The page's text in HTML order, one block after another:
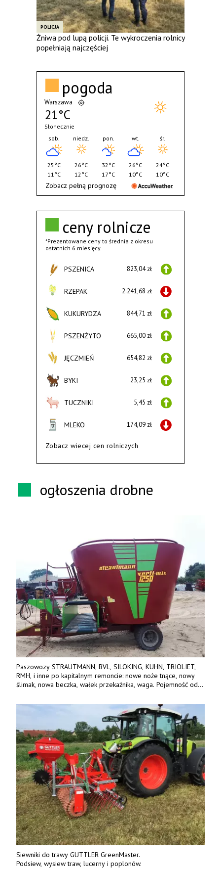
POLICJA
Żniwa pod lupą policji. Te wykroczenia rolnicy
popełniają najczęściej
ceny rolnicze
*Prezentowane ceny to średnia z okresu
ostatnich 6 miesięcy.
PSZENICA 823,04 zł
RZEPAK 2.241,68 zł
KUKURYDZA 844,71 zł
PSZENŻYTO 665,00 zł
JĘCZMIEŃ 654,82 zł
BYKI 23,25 zł
TUCZNIKI 5,45 zł
MLEKO 174,09 zł
Zobacz wiecej cen rolniczych
pogoda
Warszawa
21°C
Słonecznie
sob.
25°C
11°C
niedz.
26°C
12°C
pon.
32°C
17°C
wt.
26°C
10°C
śr.
24°C
10°C
Zobacz pełną prognozę
ogłoszenia drobne
Paszowozy STRAUTMANN, BVL, SILOKING, KUHN, TRIOLIET,
RMH, i inne po kapitalnym remoncie: nowe noże tnące, nowy
ślimak, nowa beczka, wałek przekaźnika, waga. Pojemność od
Jesteśmy także producentem nowych paszowozów AKSA, woj.
wielkopolskie, koło Konina. Kontakt: 607 405 691.
Siewniki do trawy GUTTLER GreenMaster.
Podsiew, wysiew traw, lucerny i poplonów.